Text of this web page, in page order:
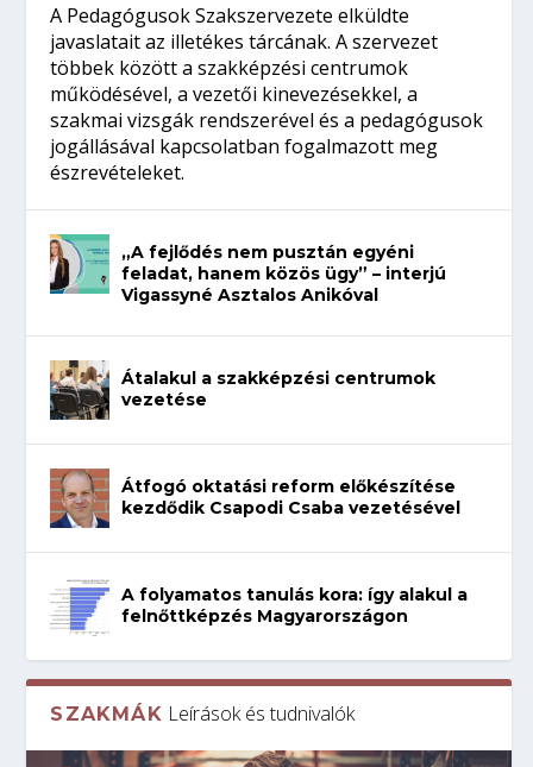
A Pedagógusok Szakszervezete elküldte
javaslatait az illetékes tárcának. A szervezet
többek között a szakképzési centrumok
működésével, a vezetői kinevezésekkel, a
szakmai vizsgák rendszerével és a pedagógusok
jogállásával kapcsolatban fogalmazott meg
észrevételeket.
„A fejlődés nem pusztán egyéni
feladat, hanem közös ügy” – interjú
Vigassyné Asztalos Anikóval
Átalakul a szakképzési centrumok
vezetése
Átfogó oktatási reform előkészítése
kezdődik Csapodi Csaba vezetésével
A folyamatos tanulás kora: így alakul a
felnőttképzés Magyarországon
SZAKMÁK Leírások és tudnivalók